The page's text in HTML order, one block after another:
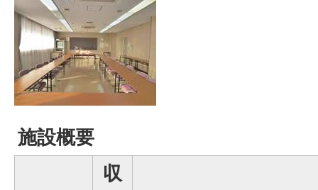
施設概要
収